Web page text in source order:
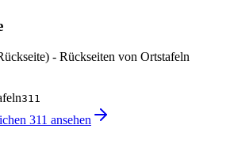
- Rückseiten von Ortstafeln
311
311 ansehen